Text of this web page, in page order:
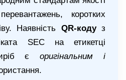
коротких
Наявність QR-кодуз
SEC на етикетці
єоригінальним і